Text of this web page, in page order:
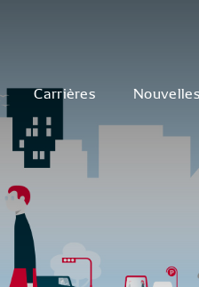
Carrières Nouvelles